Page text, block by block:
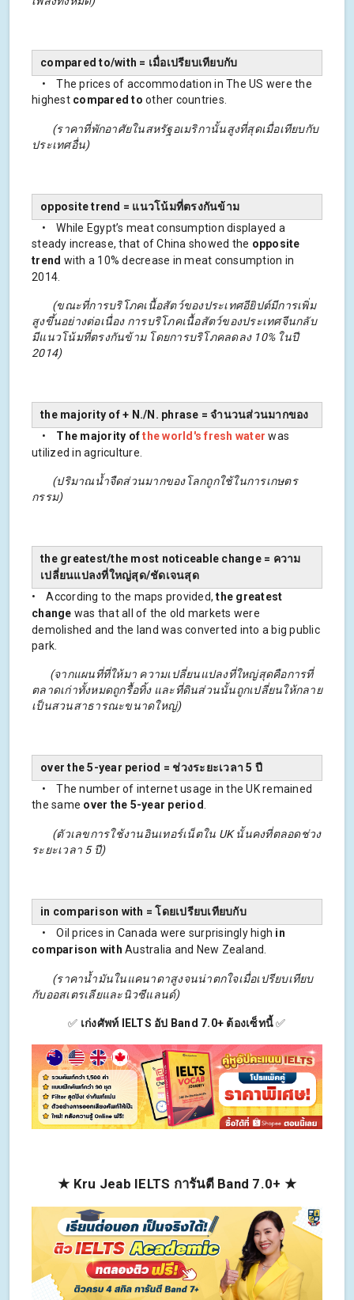
compared to/with = เมื่อเปรียบเทียบกับ
• The prices of accommodation in The US were the
highest compared to other countries.
(ราคาที่พักอาศัยในสหรัฐอเมริกานั้นสูงที่สุดเมื่อเทียบกับ
ประเทศอื่น)
opposite trend = แนวโน้มที่ตรงกันข้าม
• While Egypt’s meat consumption displayed a
steady increase, that of China showed the opposite
trend with a 10% decrease in meat consumption in
2014.
(ขณะที่การบริโภคเนื้อสัตว์ของประเทศอียิปต์มีการเพิ่ม
สูงขึ้นอย่างต่อเนื่อง การบริโภคเนื้อสัตว์ของประเทศจีนกลับ
มีแนวโน้มที่ตรงกันข้าม โดยการบริโภคลดลง 10% ในปี
2014)
the majority of + N./N. phrase = จำนวนส่วนมากของ
• The majority ofthe world's fresh water was
utilized in agriculture.
(ปริมาณน้ำจืดส่วนมากของโลกถูกใช้ในการเกษตร
กรรม)
the greatest/the most noticeable change = ความ
เปลี่ยนแปลงที่ใหญ่สุด/ชัดเจนสุด
• According to the maps provided,the greatest
change was that all of the old markets were
demolished and the land was converted into a big public
park.
(จากแผนที่ที่ให้มา ความเปลี่ยนแปลงที่ใหญ่สุดคือการที่
ตลาดเก่าทั้งหมดถูกรื้อทิ้ง และที่ดินส่วนนั้นถูกเปลี่ยนให้กลาย
เป็นสวนสาธารณะขนาดใหญ่)
over the 5-year period = ช่วงระยะเวลา 5 ปี
• The number of internet usage in the UK remained
the same over the 5-year period
(ตัวเลขการใช้งานอินเทอร์เน็ตใน UK นั้นคงที่ตลอดช่วง
ระยะเวลา 5 ปี)
in comparison with = โดยเปรียบเทียบกับ
• Oil prices in Canada were surprisingly high in
comparison with Australia and New Zealand.
(ราคาน้ำมันในแคนาดาสูงจนน่าตกใจเมื่อเปรียบเทียบ
กับออสเตรเลียและนิวซีแลนด์)
✅ เก่งศัพท์ IELTS อัป Band 7.0+ ต้องเซ็ทนี้✅
★ Kru Jeab IELTS การันตี Band 7.0+ ★